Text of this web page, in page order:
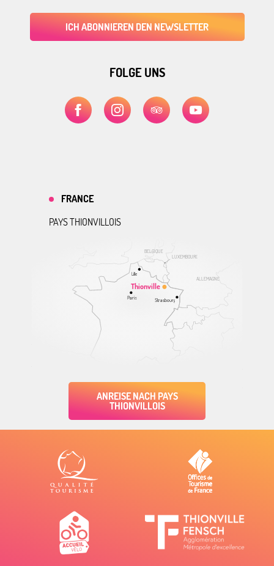
ICH ABONNIEREN DEN NEWSLETTER
FOLGE UNS
ALLEMAGNE
BELGIQUE
LUXEMBOURG
Thionville
Lille
Paris Strasbourg
FRANCE
PAYS THIONVILLOIS
ANREISE NACH PAYS
THIONVILLOIS